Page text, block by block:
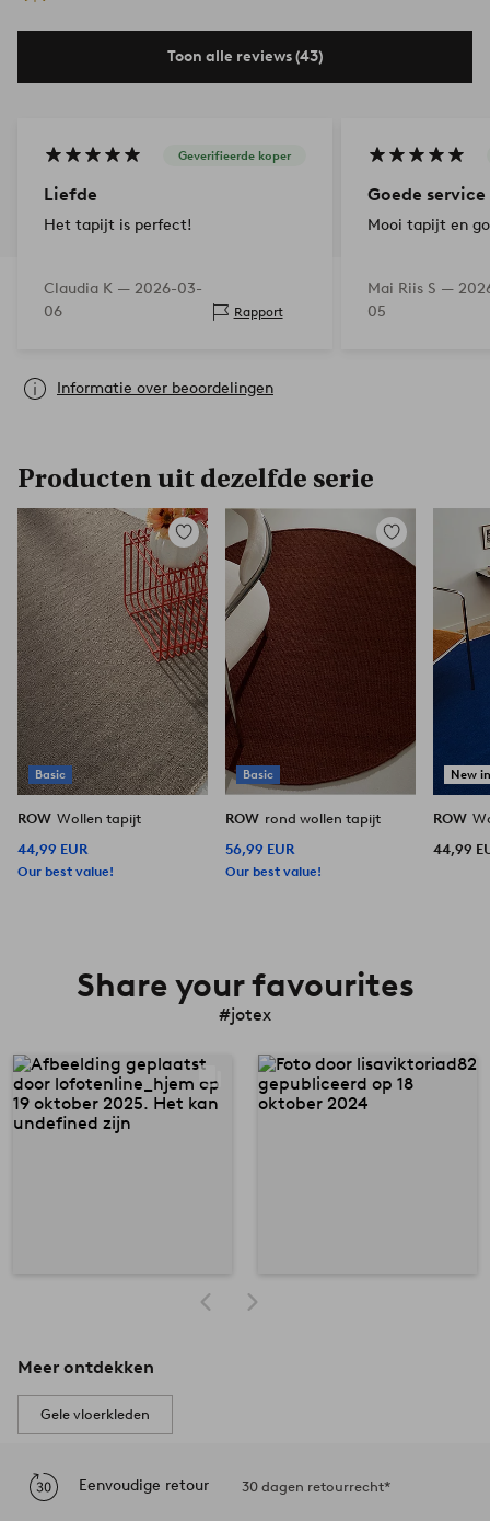
Toon alle reviews (43)
Geverifieerde koper
Liefde
Het tapijt is perfect!
Claudia K — 2026-03-
06
Rapport
Goede service
Mooi tapijt en
Mai Riis S —
05
Informatie over beoordelingen
Producten uit dezelfde serie
Basic
Toevoegen
favorieten
ROW Wollen tapijt
44,99 EUR
Our best value!
Basic
Toevoegen
aan
favorieten
ROW rond wollen tapijt
56,99 EUR
Our best value!
New
ROW
44,99
Share your favourites
#jotex
Meer ontdekken
Gele vloerkleden
Eenvoudige retour 30 dagen retourrecht*